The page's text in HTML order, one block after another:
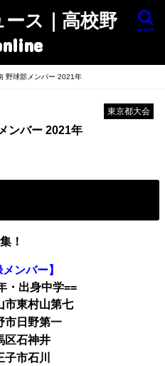
ス｜高校野
search
野球部メンバー 2021年
東京都大会
ンバー 2021年
！
ンバー】
・出身中学==
市東村山第七
日野第一
石神井
市石川